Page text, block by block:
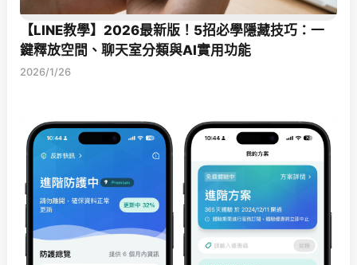
【LINE教學】2026最新版！5招必學隱藏技巧：一
鍵釋放空間、聊天室分類與AI實用功能
2026/1/26